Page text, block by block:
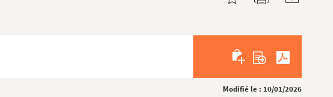
Modifié le : 10/01/2026